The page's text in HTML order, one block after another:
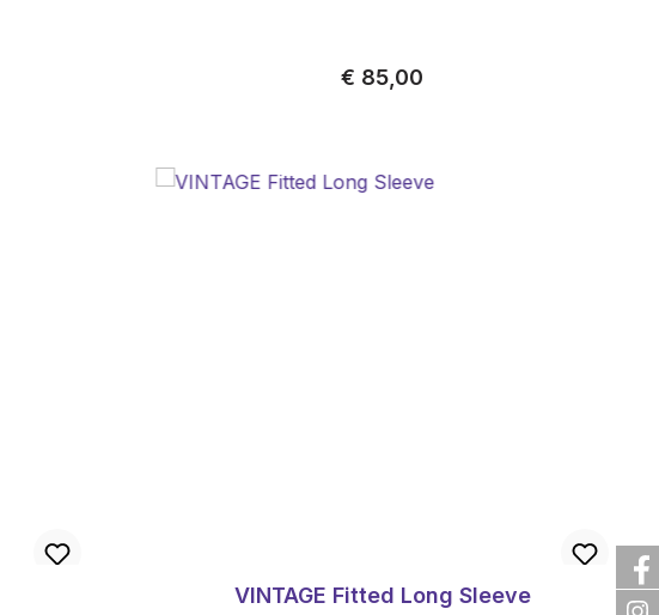
Normale prijs:
€ 85,00
VINTAGE Fitted Long Sleeve